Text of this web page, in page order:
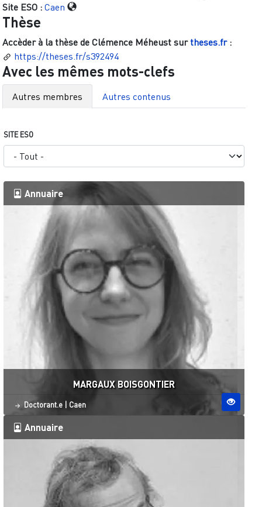
Site ESO : Caen
Thèse
Accèder à la thèse de Clémence Méheust surtheses.fr:
https://theses.fr/s392494
Avec les mêmes mots-clefs
Autres membres Autres contenus
SITE ESO
Annuaire
MARGAUX BOISGONTIER
Statut
Doctorant.e Site ESO
Caen
Annuaire